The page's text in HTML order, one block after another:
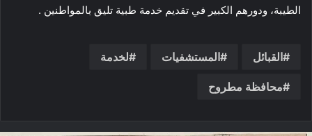
الطيبة، ودورهم الكبير في تقديم خدمة طبية تليق بالمواطنين .
القبائل المستشفيات لخدمة
محافظة مطروح